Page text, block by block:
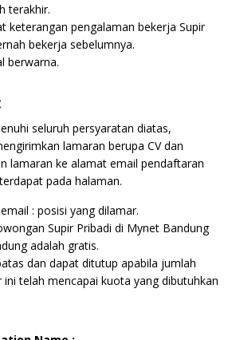
terakhir.
keterangan pengalaman bekerja Supir
bekerja sebelumnya.
berwarna.
seluruh persyaratan diatas,
lamaran berupa CV dan
lamaran ke alamat email pendaftaran
pada halaman.
: posisi yang dilamar.
Supir Pribadi di Mynet Bandung
adalah gratis.
dan dapat ditutup apabila jumlah
ini telah mencapai kuota yang dibutuhkan